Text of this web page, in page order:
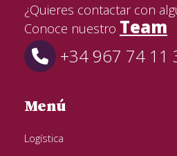
¿Quieres contactar con
Conoce nuestro Team
+34 967 74 11
Menú
Logística